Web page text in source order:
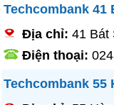
Techcombank 41
Địa chỉ:41 Bát
Điện thoại:
Techcombank 55